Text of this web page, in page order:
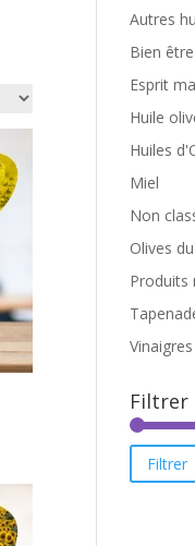
Autres
Bien
Esprit
Huile
Huiles
Miel
Non
Olives
Produits
Vinaigres
Filtrer